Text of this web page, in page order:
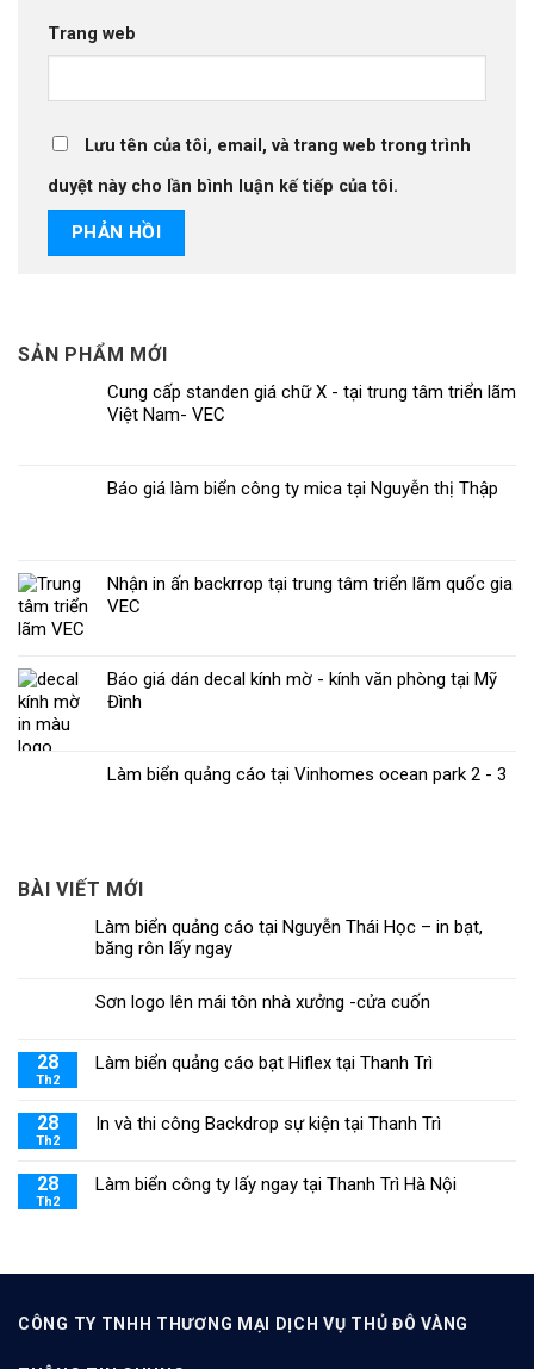
SẢN PHẨM MỚI
Cung cấp standen giá chữ X - tại trung tâm triển lãm
Việt Nam- VEC
Báo giá làm biển công ty mica tại Nguyễn thị Thập
Nhận in ấn backrrop tại trung tâm triển lãm quốc gia
VEC
Báo giá dán decal kính mờ - kính văn phòng tại Mỹ
Đình
Làm biển quảng cáo tại Vinhomes ocean park 2 - 3
BÀI VIẾT MỚI
Làm biển quảng cáo tại Nguyễn Thái Học – in bạt,
băng rôn lấy ngay
Sơn logo lên mái tôn nhà xưởng -cửa cuốn
28
Th2
Làm biển quảng cáo bạt Hiflex tại Thanh Trì
28
Th2
In và thi công Backdrop sự kiện tại Thanh Trì
28
Th2
Làm biển công ty lấy ngay tại Thanh Trì Hà Nội
Trang web
Lưu tên của tôi, email, và trang web trong trình
duyệt này cho lần bình luận kế tiếp của tôi.
CÔNG TY TNHH THƯƠNG MẠI DỊCH VỤ THỦ ĐÔ VÀNG